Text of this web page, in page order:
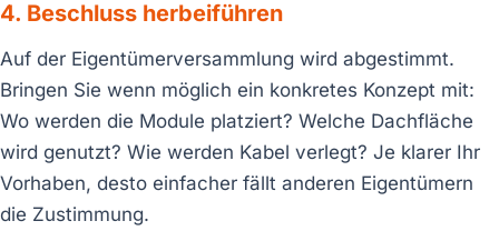
4. Beschluss herbeiführen
Auf der Eigentümerversammlung wird abgestimmt.
Bringen Sie wenn möglich ein konkretes Konzept mit:
Wo werden die Module platziert? Welche Dachfläche
wird genutzt? Wie werden Kabel verlegt? Je klarer Ihr
Vorhaben, desto einfacher fällt anderen Eigentümern
die Zustimmung.